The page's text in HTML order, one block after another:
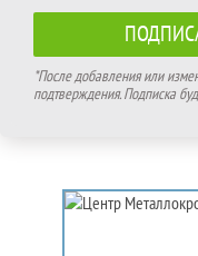
*После добавления или
подтверждения. Подписка